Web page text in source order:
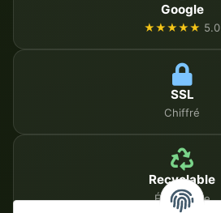
Google
★★★★★ 5.0
SSL
Chiffré
Recyclable
Écologique